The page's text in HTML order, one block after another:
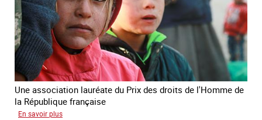
République
française
2025
Une association lauréate du Prix des droits de l'Homme de
la République française
En savoir plus